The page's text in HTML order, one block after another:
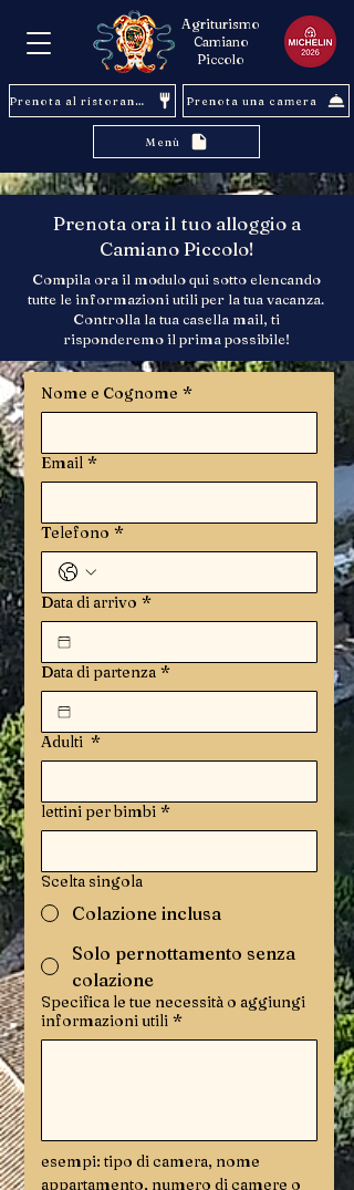
Agriturismo
Camiano
Piccolo
Prenota al ristorante
Menù
Prenota una camera
Prenota ora il tuo alloggio a
Camiano Piccolo!
Compila ora il modulo qui sotto elencando
tutte le informazioni utili per la tua vacanza.
Controlla la tua casella mail, ti
risponderemo il prima possibile!
Nome e Cognome *
Email *
Telefono *
Data di arrivo *
Data di partenza *
Adulti *
lettini per bimbi *
Scelta singola
Colazione inclusa
Solo pernottamento senza
colazione
Specifica le tue necessità o aggiungi
informazioni utili *
esempi: tipo di camera, nome
appartamento, numero di camere o